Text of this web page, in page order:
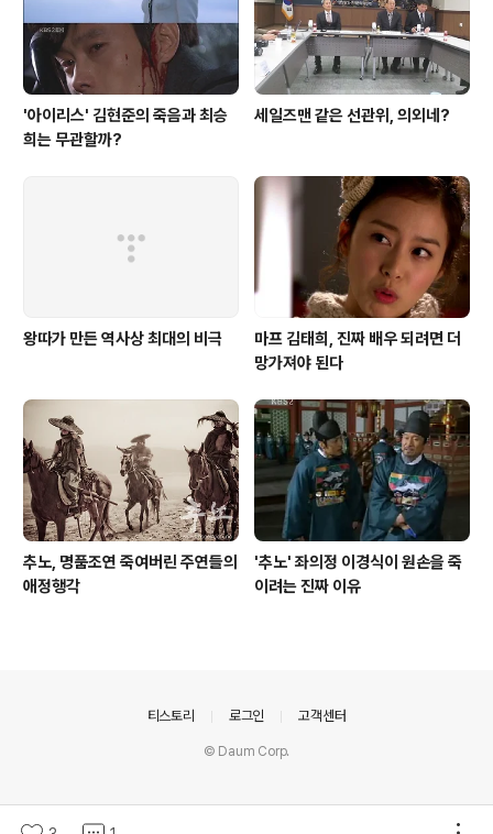
'아이리스' 김현준의 죽음과 최승
희는 무관할까?
세일즈맨 같은 선관위, 의외네?
왕따가 만든 역사상 최대의 비극
마프 김태희, 진짜 배우 되려면 더
망가져야 된다
추노, 명품조연 죽여버린 주연들의
애정행각
'추노' 좌의정 이경식이 원손을 죽
이려는 진짜 이유
티스토리 로그인 고객센터
© Daum Corp.